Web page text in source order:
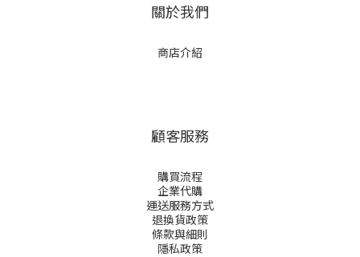
關於我們
商店介紹
顧客服務
購買流程
企業代購
運送服務方式
退換貨政策
條款與細則
隱私政策